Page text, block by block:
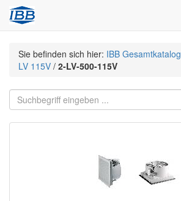
Sie befinden sich hier: IBB Gesamtkatalog
LV 115V / 2-LV-500-115V